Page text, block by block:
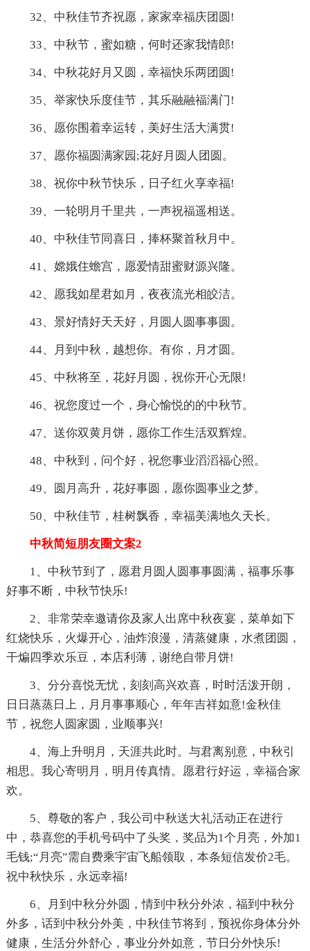
32、中秋佳节齐祝愿，家家幸福庆团圆!
33、中秋节，蜜如糖，何时还家我情郎!
34、中秋花好月又圆，幸福快乐两团圆!
35、举家快乐度佳节，其乐融融福满门!
36、愿你围着幸运转，美好生活大满贯!
37、愿你福圆满家园;花好月圆人团圆。
38、祝你中秋节快乐，日子红火享幸福!
39、一轮明月千里共，一声祝福遥相送。
40、中秋佳节同喜日，捧杯聚首秋月中。
41、嫦娥住蟾宫，愿爱情甜蜜财源兴隆。
42、愿我如星君如月，夜夜流光相皎洁。
43、景好情好天天好，月圆人圆事事圆。
44、月到中秋，越想你。有你，月才圆。
45、中秋将至，花好月圆，祝你开心无限!
46、祝您度过一个，身心愉悦的的中秋节。
47、送你双黄月饼，愿你工作生活双辉煌。
48、中秋到，问个好，祝您事业滔滔福心照。
49、圆月高升，花好事圆，愿你圆事业之梦。
50、中秋佳节，桂树飘香，幸福美满地久天长。
中秋简短朋友圈文案2
1、中秋节到了，愿君月圆人圆事事圆满，福事乐事
好事不断，中秋节快乐!
2、非常荣幸邀请你及家人出席中秋夜宴，菜单如下
红烧快乐，火爆开心，油炸浪漫，清蒸健康，水煮团圆，
干煸四季欢乐豆，本店利薄，谢绝自带月饼!
3、分分喜悦无忧，刻刻高兴欢喜，时时活泼开朗，
日日蒸蒸日上，月月事事顺心，年年吉祥如意!金秋佳
节，祝您人圆家圆，业顺事兴!
4、海上升明月，天涯共此时。与君离别意，中秋引
相思。我心寄明月，明月传真情。愿君行好运，幸福合家
欢。
5、尊敬的客户，我公司中秋送大礼活动正在进行
中，恭喜您的手机号码中了头奖，奖品为1个月亮，外加1
毛钱;“月亮”需自费乘宇宙飞船领取，本条短信发价2毛。
祝中秋快乐，永远幸福!
6、月到中秋分外圆，情到中秋分外浓，福到中秋分
外多，话到中秋分外美，中秋佳节将到，预祝你身体分外
健康，生活分外舒心，事业分外如意，节日分外快乐!